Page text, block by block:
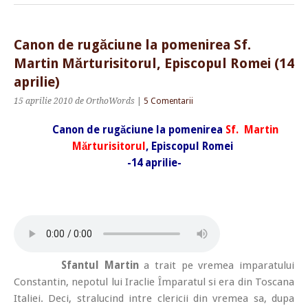
Canon de rugăciune la pomenirea Sf.
Martin Mărturisitorul, Episcopul Romei (14
aprilie)
15 aprilie 2010 de OrthoWords 5 Comentarii
Canon de rugăciune la pomenirea Sf. Martin
Mărturisitorul , Episcopul Romei
-14 aprilie-
Sfantul Martina trait pe vremea imparatului
Constantin, nepotul lui Iraclie Împaratul si era din Toscana
Italiei. Deci, stralucind intre clericii din vremea sa, dupa